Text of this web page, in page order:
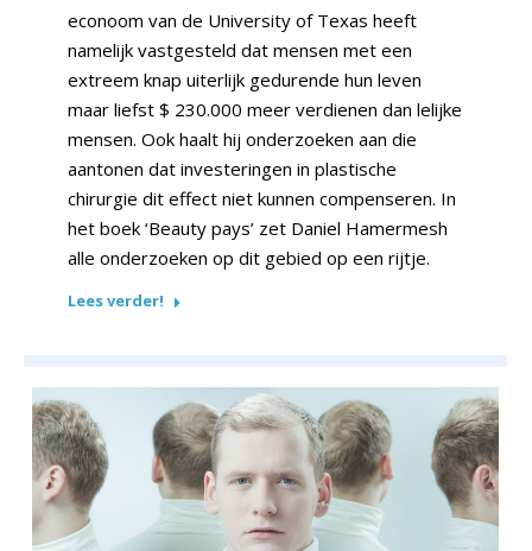
econoom van de University of Texas heeft
namelijk vastgesteld dat mensen met een
extreem knap uiterlijk gedurende hun leven
maar liefst $ 230.000 meer verdienen dan lelijke
mensen. Ook haalt hij onderzoeken aan die
aantonen dat investeringen in plastische
chirurgie dit effect niet kunnen compenseren. In
het boek ‘Beauty pays’ zet Daniel Hamermesh
alle onderzoeken op dit gebied op een rijtje.
Lees verder!